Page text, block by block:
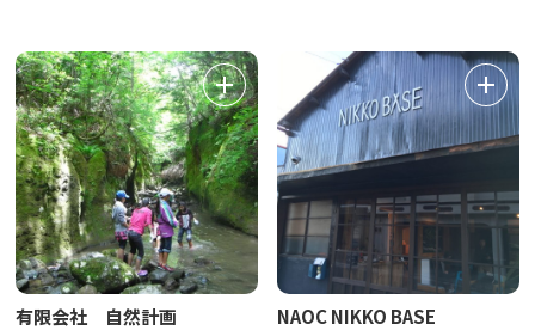
有限会社 自然計画 NAOC NIKKO BASE